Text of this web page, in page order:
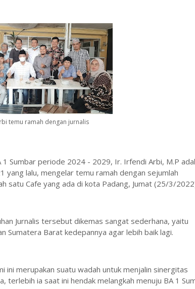
temu ramah dengan jurnalis
1 Sumbar periode 2024 - 2029, Ir. Irfendi Arbi, M.P
yang lalu, mengelar temu ramah dengan sejumlah
satu Cafe yang ada di kota Padang, Jumat (25/3/
Jurnalis tersebut dikemas sangat sederhana, yaitu
Sumatera Barat kedepannya agar lebih baik lagi.
ini merupakan suatu wadah untuk menjalin sinergitas
terlebih ia saat ini hendak melangkah menuju BA 1